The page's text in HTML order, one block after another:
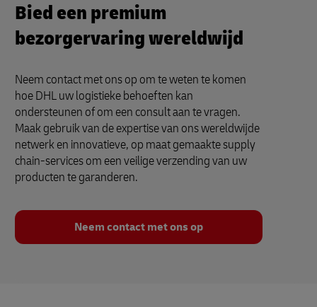
Bied een premium
bezorgervaring wereldwijd
Neem contact met ons op om te weten te komen
hoe DHL uw logistieke behoeften kan
ondersteunen of om een consult aan te vragen.
Maak gebruik van de expertise van ons wereldwijde
netwerk en innovatieve, op maat gemaakte supply
chain-services om een veilige verzending van uw
producten te garanderen.
Neem contact met ons op